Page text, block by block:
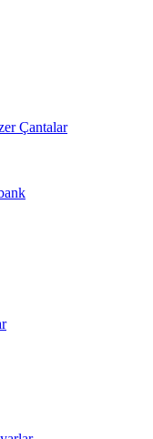
Çantalar